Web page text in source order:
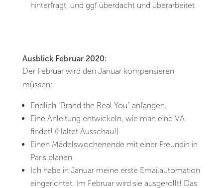
hinterfragt, und ggf überdacht und überarbeitet
Ausblick Februar 2020:
Der Februar wird den Januar kompensieren
müssen:
Endlich “Brand the Real You” anfangen.
Eine Anleitung entwickeln, wie man eine VA
findet! (Haltet Ausschau!)
Einen Mädelswochenende mit einer Freundin in
Paris planen
Ich habe in Januar meine erste Emailautomation
eingerichtet. Im Februar wird sie ausgerollt! Das